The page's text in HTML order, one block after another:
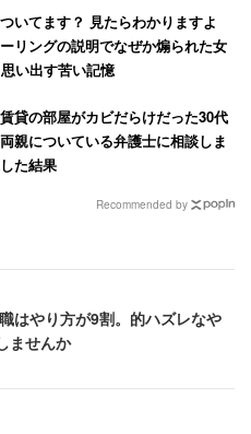
いてます？ 見たらわかりますよ
リングの説明でなぜか煽られた女
い出す苦い記憶
貸の部屋がカビだらけだった30代
親についている弁護士に相談しま
た結果
Recommended by
はやり方が9割。的ハズレなや
ませんか